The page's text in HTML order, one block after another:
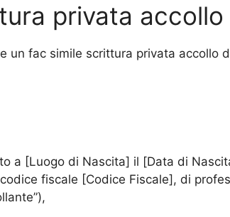
privata
un fac simile scrittura privata accollo
a [Luogo di Nascita] il [Data di
fiscale [Codice Fiscale], di